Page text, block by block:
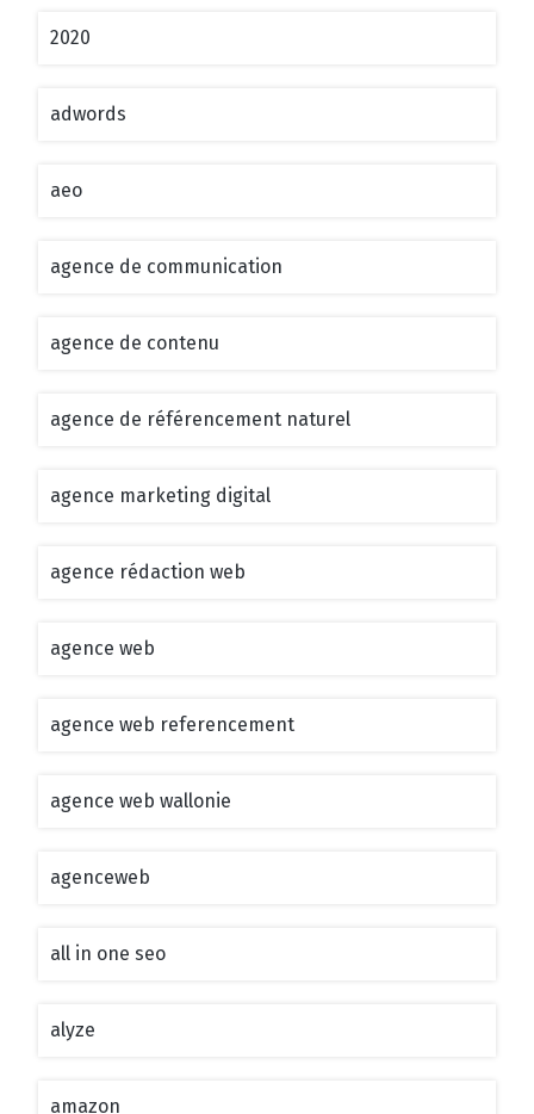
2020
adwords
aeo
agence de communication
agence de contenu
agence de référencement naturel
agence marketing digital
agence rédaction web
agence web
agence web referencement
agence web wallonie
agenceweb
all in one seo
alyze
amazon